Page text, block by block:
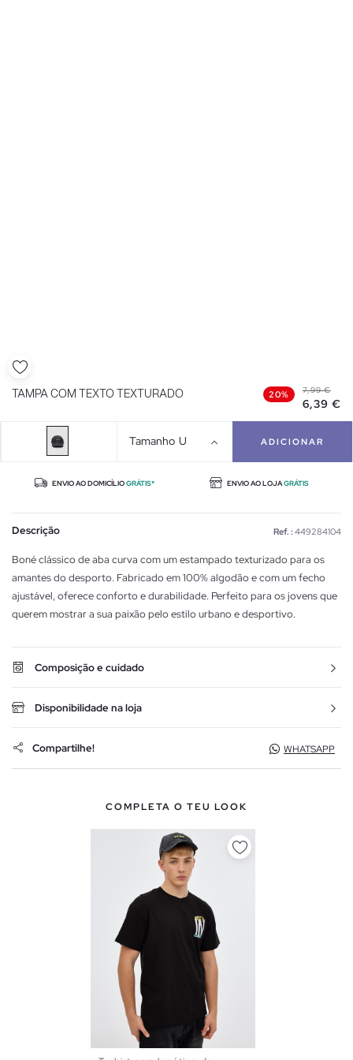
TAMPA COM TEXTO TEXTURADO 20% 7,99 €
6,39 €
Tamanho U ADICIONAR
ENVIO AO DOMICÍLIOGRÁTIS* ENVIO AO LOJAGRÁTIS
Descrição Ref. : 449284104
Boné clássico de aba curva com um estampado texturizado para os
amantes do desporto. Fabricado em 100% algodão e com um fecho
ajustável, oferece conforto e durabilidade. Perfeito para os jovens que
querem mostrar a sua paixão pelo estilo urbano e desportivo.
Composição e cuidado
Disponibilidade na loja
Compartilhe! WHATSAPP
COMPLETA O TEU LOOK